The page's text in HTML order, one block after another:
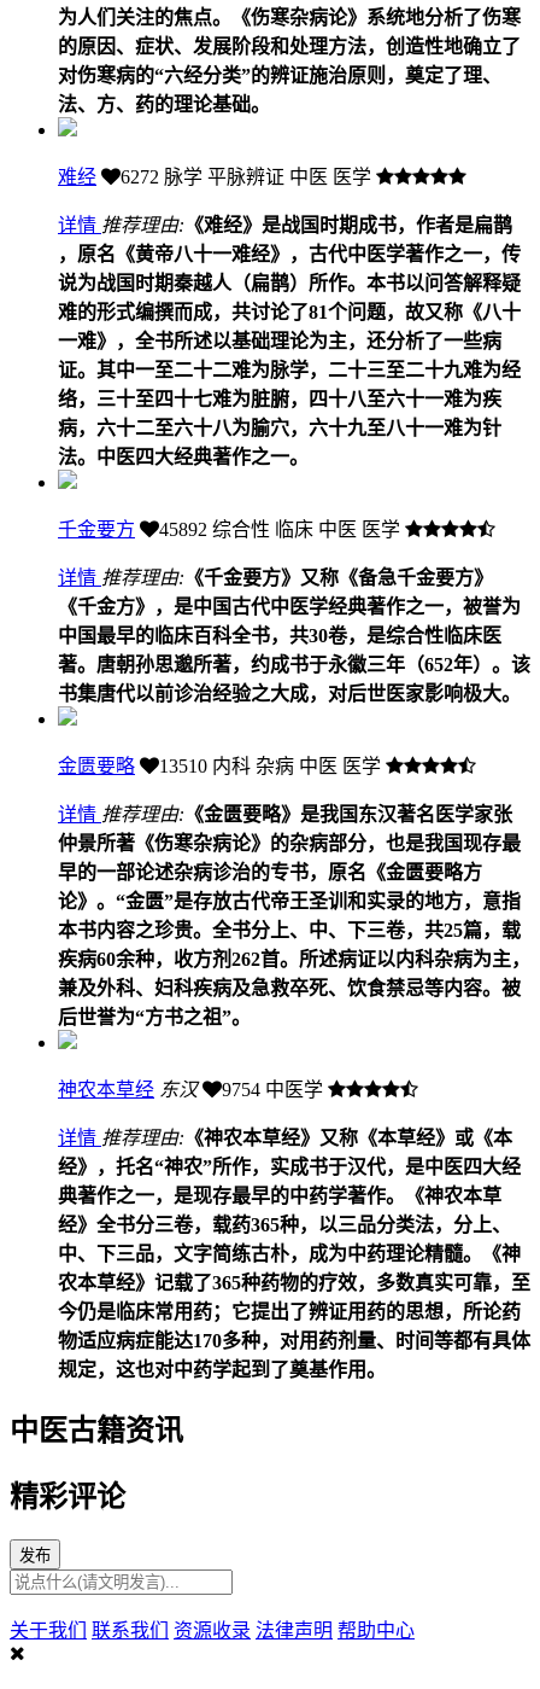
为人们关注的焦点。《伤寒杂病论》系统地分析了伤寒
的原因、症状、发展阶段和处理方法，创造性地确立了
对伤寒病的“六经分类”的辨证施治原则，奠定了理、
法、方、药的理论基础。
难经 6272 脉学 平脉辨证 中医 医学
详情 推荐理由: 《难经》是战国时期成书，作者是扁鹊
，原名《黄帝八十一难经》，古代中医学著作之一，传
说为战国时期秦越人（扁鹊）所作。本书以问答解释疑
难的形式编撰而成，共讨论了81个问题，故又称《八十
一难》，全书所述以基础理论为主，还分析了一些病
证。其中一至二十二难为脉学，二十三至二十九难为经
络，三十至四十七难为脏腑，四十八至六十一难为疾
病，六十二至六十八为腧穴，六十九至八十一难为针
法。中医四大经典著作之一。
千金要方 45892 综合性 临床 中医 医学
详情 推荐理由: 《千金要方》又称《备急千金要方》
《千金方》，是中国古代中医学经典著作之一，被誉为
中国最早的临床百科全书，共30卷，是综合性临床医
著。唐朝孙思邈所著，约成书于永徽三年（652年）。该
书集唐代以前诊治经验之大成，对后世医家影响极大。
金匮要略 13510 内科 杂病 中医 医学
详情 推荐理由: 《金匮要略》是我国东汉著名医学家张
仲景所著《伤寒杂病论》的杂病部分，也是我国现存最
早的一部论述杂病诊治的专书，原名《金匮要略方
论》。“金匮”是存放古代帝王圣训和实录的地方，意指
本书内容之珍贵。全书分上、中、下三卷，共25篇，载
疾病60余种，收方剂262首。所述病证以内科杂病为主，
兼及外科、妇科疾病及急救卒死、饮食禁忌等内容。被
后世誉为“方书之祖”。
神农本草经 东汉 9754 中医学
详情 推荐理由: 《神农本草经》又称《本草经》或《本
经》，托名“神农”所作，实成书于汉代，是中医四大经
典著作之一，是现存最早的中药学著作。《神农本草
经》全书分三卷，载药365种，以三品分类法，分上、
中、下三品，文字简练古朴，成为中药理论精髓。《神
农本草经》记载了365种药物的疗效，多数真实可靠，至
今仍是临床常用药；它提出了辨证用药的思想，所论药
物适应病症能达170多种，对用药剂量、时间等都有具体
规定，这也对中药学起到了奠基作用。
中医古籍资讯
精彩评论
发布
关于我们 联系我们 资源收录 法律声明 帮助中心